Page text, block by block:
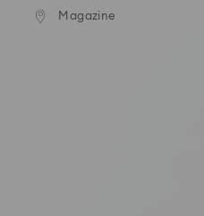
Accesskeys list
Magazine
la comenzi de peste 500
RON